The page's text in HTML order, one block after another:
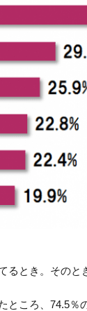
るとき。そのと
ところ、74.5％